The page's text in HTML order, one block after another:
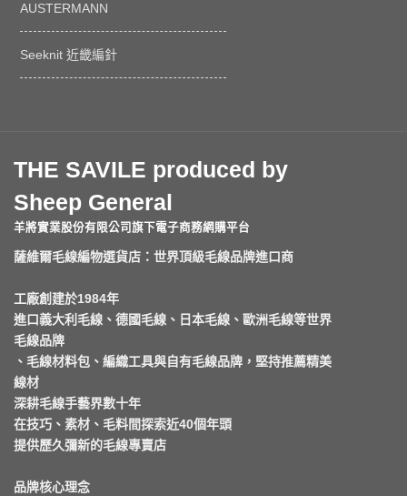
AUSTERMANN
Seeknit 近畿編針
THE SAVILE produced by
Sheep General
羊將實業股份有限公司旗下電子商務網購平台
薩維爾毛線編物選貨店：世界頂級毛線品牌進口商
工廠創建於1984年
進口義大利毛線、德國毛線、日本毛線、歐洲毛線等世界
毛線品牌
、毛線材料包、編織工具與自有毛線品牌，堅持推薦精美
線材
深耕毛線手藝界數十年
在技巧、素材、毛料間探索近40個年頭
提供歷久彌新的毛線專賣店
品牌核心理念